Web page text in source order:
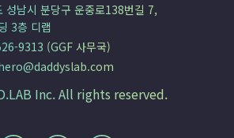
성남시 분당구 운중로138번길 7,
3층 디랩
9313 (GGF 사무국)
Inc. All rights reserved.